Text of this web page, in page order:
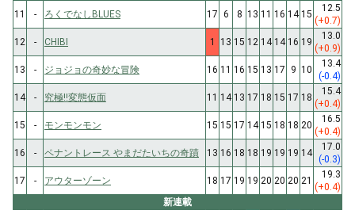
11
- ろくでなしBLUES 17 6 8 13 11 16 14 15
12.5
(+0.7)
12
- CHIBI 1 13 15 12 14 14 16 19
13.0
(+0.9)
13
- ジョジョの奇妙な冒険 16 11 16 15 13 17 9 10
13.4
(-0.4)
14
- 究極!!変態仮面 11 14 13 17 18 15 17 18
15.4
(+0.4)
15
- モンモンモン 15 15 17 14 15 18 18 20
16.5
(+0.4)
16
- ペナントレース やまだたいちの奇蹟 13 16 18 18 19 19 19 14
17.0
(-0.3)
17
- アウターゾーン 18 17 19 19 20 20 20 21
19.3
(+0.4)
新連載